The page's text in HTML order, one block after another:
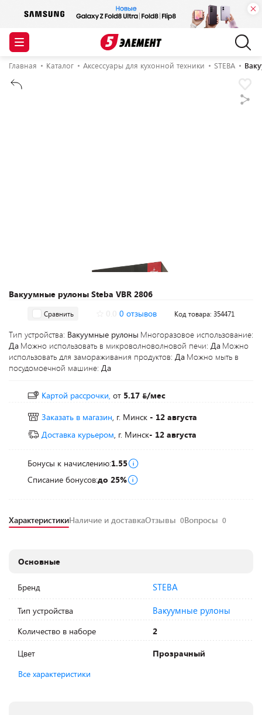
Главная Каталог Аксессуары для кухонной техники STEBA
Вакуумные рулоны Steba VBR 2806
Сравнить 0 отзывов Код товара: 354471
Тип устройства: Вакуумные рулоны Многоразовое использование:
Да Можно использовать в микроволноволновой печи: Да Можно
использовать для замораживания продуктов: Да Можно мыть в
посудомоечной машине: Да
Картой рассрочки, от 5.17
/мес
Заказать в магазин, г. Минск - 12 августа
Доставка курьером, г. Минск- 12 августа
Бонусы к начислению:1.55
Списание бонусов:до 25%
ХарактеристикиНаличие и доставкаОтзывы 0Вопросы 0
Основные
Бренд STEBA
Тип устройства Вакуумные рулоны
Количество в наборе
2
Цвет
Прозрачный
Все характеристики